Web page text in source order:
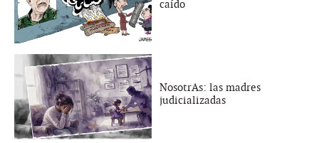
caído
NosotrAs: las madres
judicializadas